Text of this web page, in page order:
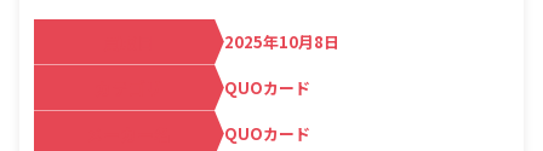
2025年10月8日
QUOカード
QUOカード